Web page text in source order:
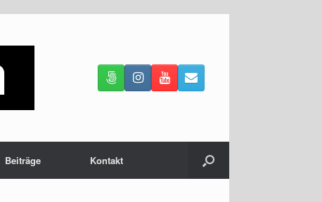
Beiträge Kontakt